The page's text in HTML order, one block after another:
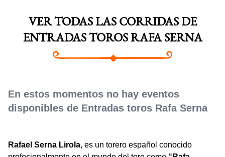
VER TODAS LAS CORRIDAS DE
ENTRADAS TOROS RAFA SERNA
En estos momentos no hay eventos
disponibles de Entradas toros Rafa Serna
Rafael Serna Lirola, es un torero español conocido